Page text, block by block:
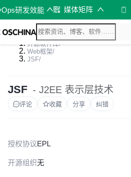
研发效能 媒体矩阵
开源软件库/
Web框架/
JSF/
JSF - J2EE 表示层技术
评论 收藏 分享 纠错
授权协议EPL
开源组织无